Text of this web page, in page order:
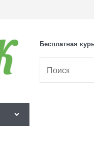
Бесплатная